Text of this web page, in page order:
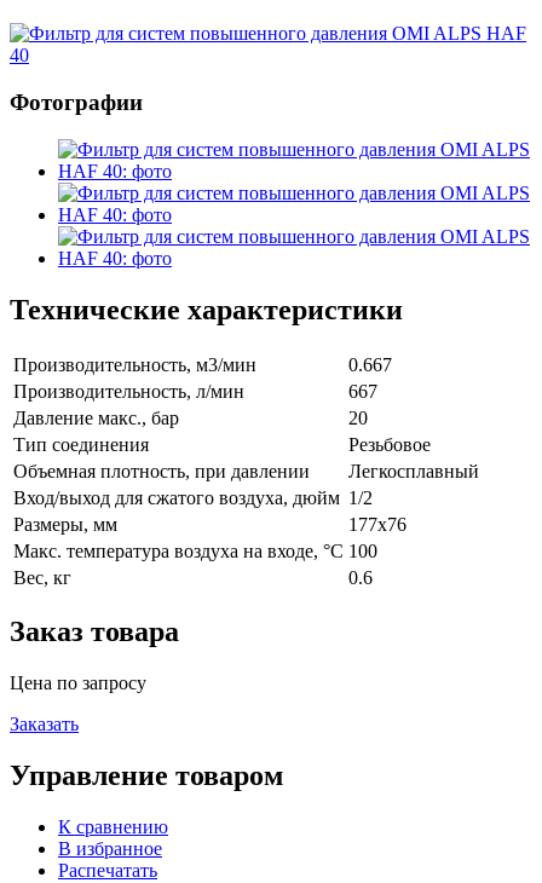
Фотографии
Технические характеристики
Производительность, м3/мин
0.667
Производительность, л/мин
667
Давление макс., бар
20
Тип соединения
Резьбовое
Объемная плотность, при давлении
Легкосплавный
Вход/выход для сжатого воздуха, дюйм 1/2
Размеры, мм
177x76
Макс. температура воздуха на входе, °C 100
Вес, кг
0.6
Заказ товара
Цена по запросу
Заказать
Управление товаром
К сравнению
В избранное
Распечатать